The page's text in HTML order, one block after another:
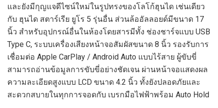
และยังมีกุญแจดีไซน์ใหม่ในรูปทรงของโลโก้ฮุนได เช่นเดียว
กับ ฮุนได สตาร์เรีย ยูโร 5 รุ่นอื่น ส่วนล้ออัลลอยด์มีขนาด 17
นิ้ว สำหรับอุปกรณ์อื่นในห้องโดยสารมีทั้ง ช่องชาร์จแบบ USB
Type C, ระบบเครื่องเสียงหน้าจอสัมผัสขนาด 8 นิ้ว รองรับการ
เชื่อมต่อ Apple CarPlay / Android Auto แบบไร้สาย ผู้ขับขี่
สามารถอ่านข้อมูลการขับขี่อย่างชัดเจน ผ่านหน้าจอแสดงผล
ความละเอียดสูงแบบ LCD ขนาด 4.2 นิ้ว ทั้งยังปลอดภัยและ
สะดวกสบายในทุกการจอดกับ เบรกมือไฟฟ้าพร้อม Auto Hold